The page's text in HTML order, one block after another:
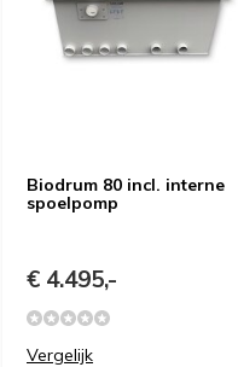
Biodrum 80 incl. interne
spoelpomp
€ 4.495,-
Vergelijk